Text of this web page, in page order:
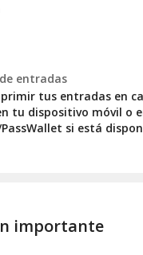
entradas
tus entradas en
tu dispositivo móvil o
PassWallet si está
importante